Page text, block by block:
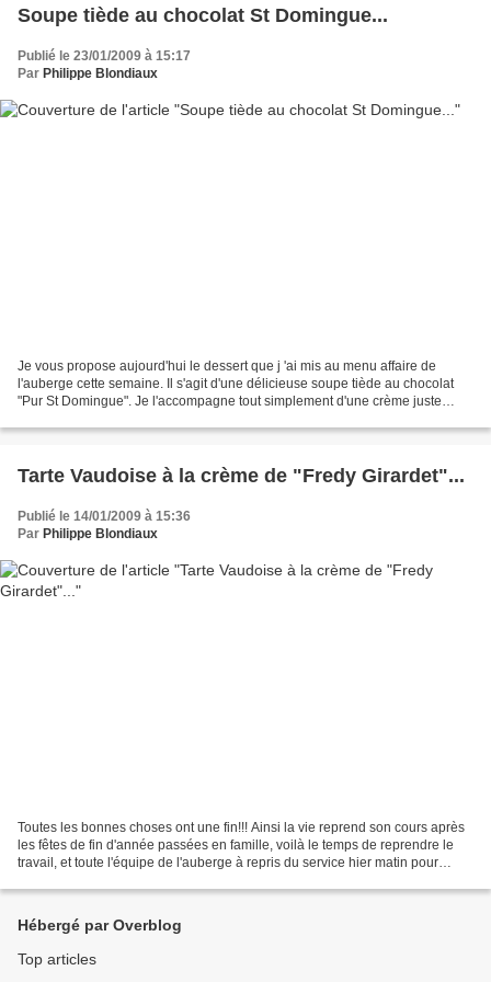
Soupe tiède au chocolat St Domingue...
Publié le 23/01/2009 à 15:17
Par Philippe Blondiaux
Je vous propose aujourd'hui le dessert que j 'ai mis au menu affaire de
l'auberge cette semaine. Il s'agit d'une délicieuse soupe tiède au chocolat
"Pur St Domingue". Je l'accompagne tout simplement d'une crème juste
Tarte Vaudoise à la crème de "Fredy Girardet"...
Publié le 14/01/2009 à 15:36
Par Philippe Blondiaux
Toutes les bonnes choses ont une fin!!! Ainsi la vie reprend son cours après
les fêtes de fin d'année passées en famille, voilà le temps de reprendre le
travail, et toute l'équipe de l'auberge à repris du service hier matin pour
Hébergé par Overblog
Top articles